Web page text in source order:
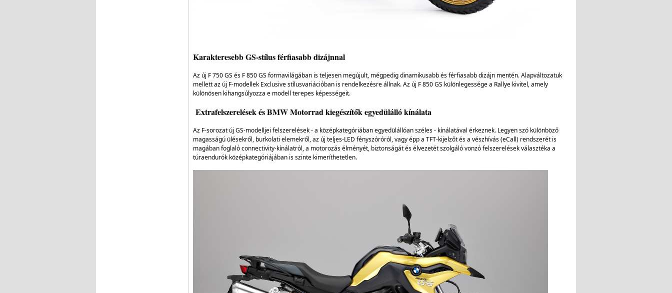
Karakteresebb GS-stílus férfiasabb dizájnnal
Az új F 750 GS és F 850 GS formavilágában is teljesen megújult, mégpedig dinamikusabb és férfiasabb dizájn mentén. Alapváltozatuk
mellett az új F-modellek Exclusive stílusvariációban is rendelkezésre állnak. Az új F 850 GS különlegessége a Rallye kivitel, amely
különösen kihangsúlyozza e modell terepes képességeit.
Extrafelszerelések és BMW Motorrad kiegészítők egyedülálló kínálata
Az F-sorozat új GS-modelljei felszerelések - a középkategóriában egyedülállóan széles - kínálatával érkeznek. Legyen szó különböző
magasságú ülésekről, burkolati elemekről, az új teljes-LED fényszóróról, vagy épp a TFT-kijelzőt és a vészhívás (eCall) rendszerét is
magában foglaló connectivity-kínálatról, a motorozás élményét, biztonságát és élvezetét szolgáló vonzó felszerelések választéka a
túraendurók középkategóriájában is szinte kimeríthetetlen.